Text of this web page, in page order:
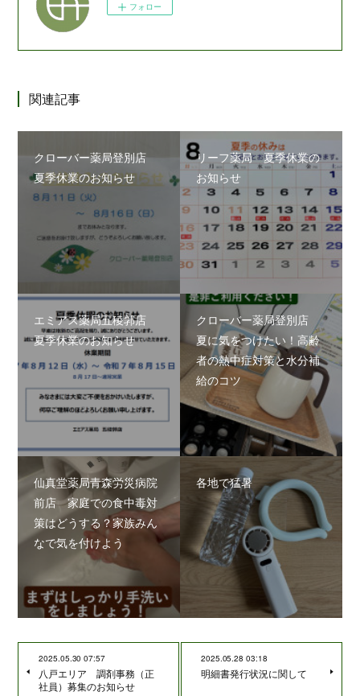
フォロー
関連記事
クローバー薬局登別店
夏季休業のお知らせ
リーフ薬局 夏季休業の
お知らせ
エミアス薬局五稜郭店
夏季休業のお知らせ
クローバー薬局登別店
夏に気をつけたい！高齢
者の熱中症対策と水分補
給のコツ
仙真堂薬局青森労災病院
前店 家庭での食中毒対
策はどうする？家族みん
なで気を付けよう
各地で猛暑
2025.05.30 07:57
八戸エリア 調剤事務（正
社員）募集のお知らせ
2025.05.28 03:18
明細書発行状況に関して